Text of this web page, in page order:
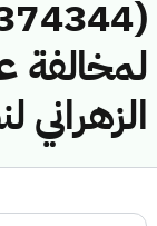
لمخالفة
الزهراني